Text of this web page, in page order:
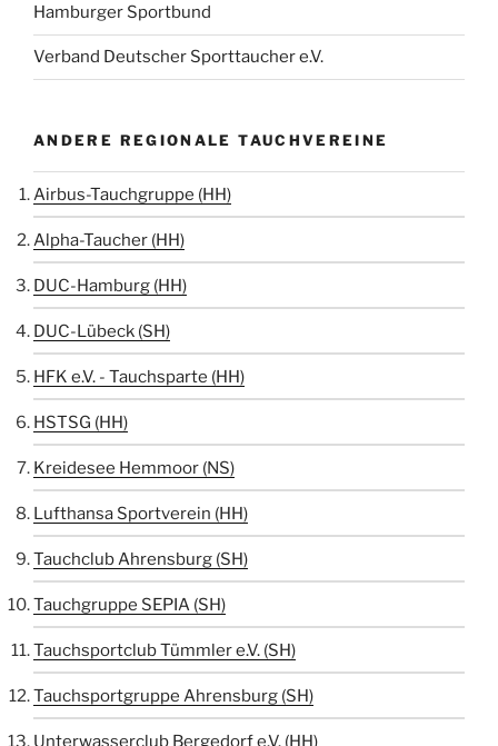
Hamburger Sportbund
Verband Deutscher Sporttaucher e.V.
ANDERE REGIONALE TAUCHVEREINE
Airbus-Tauchgruppe (HH)
Alpha-Taucher (HH)
DUC-Hamburg (HH)
DUC-Lübeck (SH)
HFK e.V. - Tauchsparte (HH)
HSTSG (HH)
Kreidesee Hemmoor (NS)
Lufthansa Sportverein (HH)
Tauchclub Ahrensburg (SH)
Tauchgruppe SEPIA (SH)
Tauchsportclub Tümmler e.V. (SH)
Tauchsportgruppe Ahrensburg (SH)
Unterwasserclub Bergedorf e.V. (HH)